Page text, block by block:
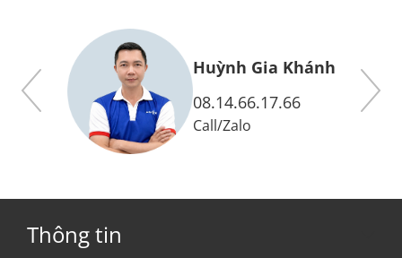
Huỳnh Gia Khánh
08.14.66.17.66
Call/Zalo
Thông tin